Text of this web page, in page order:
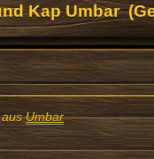
Kap Umbar
ausUmbar